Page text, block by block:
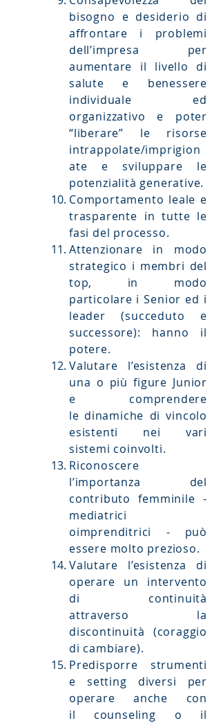
bisogno e desiderio di
affrontare i problemi
dell’impresa per
aumentare il livello di
salute e benessere
individuale ed
organizzativo e poter
“liberare” le risorse
intrappolate/imprigion
ate
e sviluppare le
potenzialità generative.
Comportamento leale e
trasparente in tutte le
fasi del processo.
Attenzionare in modo
strategico i membri del
top, in modo
particolare i Senior ed i
leader (succeduto e
successore): hanno il
potere.
Valutare l’esistenza di
una o più figure Junior
e comprendere
le dinamiche di vincolo
esistenti nei vari
sistemi coinvolti.
Riconoscere
l’importanza del
contributo femminile -
mediatrici
oimprenditrici - può
essere molto prezioso.
Valutare l’esistenza di
operare un intervento
di continuità
attraverso
la
discontinuità (coraggio
di cambiare).
Predisporre strumenti
e setting diversi per
operare anche con
il
counseling o il